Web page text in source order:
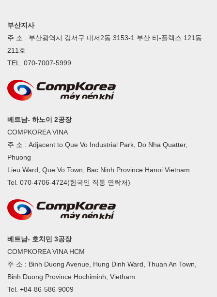
부산지사
주 소 : 부산광역시 강서구 대저2동 3153-1 부산 티-플렉스 121동
211호
TEL. 070-7007-5999
베트남- 하노이 2공장
COMPKOREA VINA
주 소 : Adjacent to Que Vo Industrial Park, Do Nha Quatter,
Phuong
Lieu Ward, Que Vo Town, Bac Ninh Province Hanoi Vietnam
Tel. 070-4706-4724(한국인 직통 연락처)
베트남- 호치민 3공장
COMPKOREA VINA HCM
주 소 : Binh Duong Avenue, Hung Dinh Ward, Thuan An Town,
Binh Duong Province Hochiminh, Vietham
Tel. +84-86-586-9009